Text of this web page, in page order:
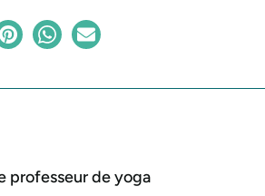
professeur de yoga